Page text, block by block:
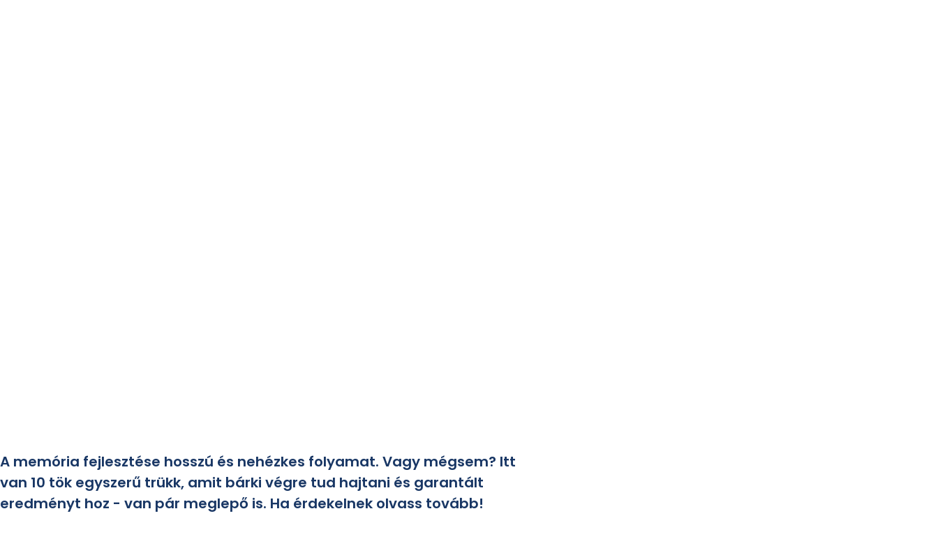
A memória fejlesztése hosszú és nehézkes folyamat. Vagy mégsem? Itt
van 10 tök egyszerű trükk, amit bárki végre tud hajtani és garantált
eredményt hoz - van pár meglepő is. Ha érdekelnek olvass tovább!